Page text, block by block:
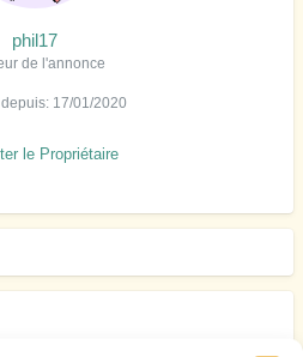
phil17
de l'annonce
17/01/2020
le Propriétaire